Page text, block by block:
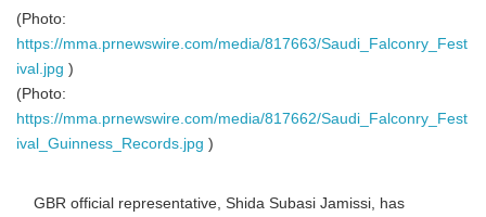
(Photo:
https://mma.prnewswire.com/media/817663/Saudi_Falconry_Fest
ival.jpg )
(Photo:
https://mma.prnewswire.com/media/817662/Saudi_Falconry_Fest
ival_Guinness_Records.jpg )
GBR official representative, Shida Subasi Jamissi, has